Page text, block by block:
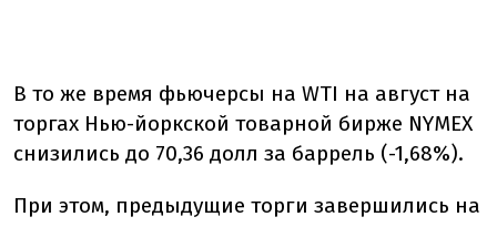
В то же время фьючерсы на WTI на август на
торгах Нью-йоркской товарной бирже NYMEX
снизились до 70,36 долл за баррель (-1,68%).
При этом, предыдущие торги завершились на